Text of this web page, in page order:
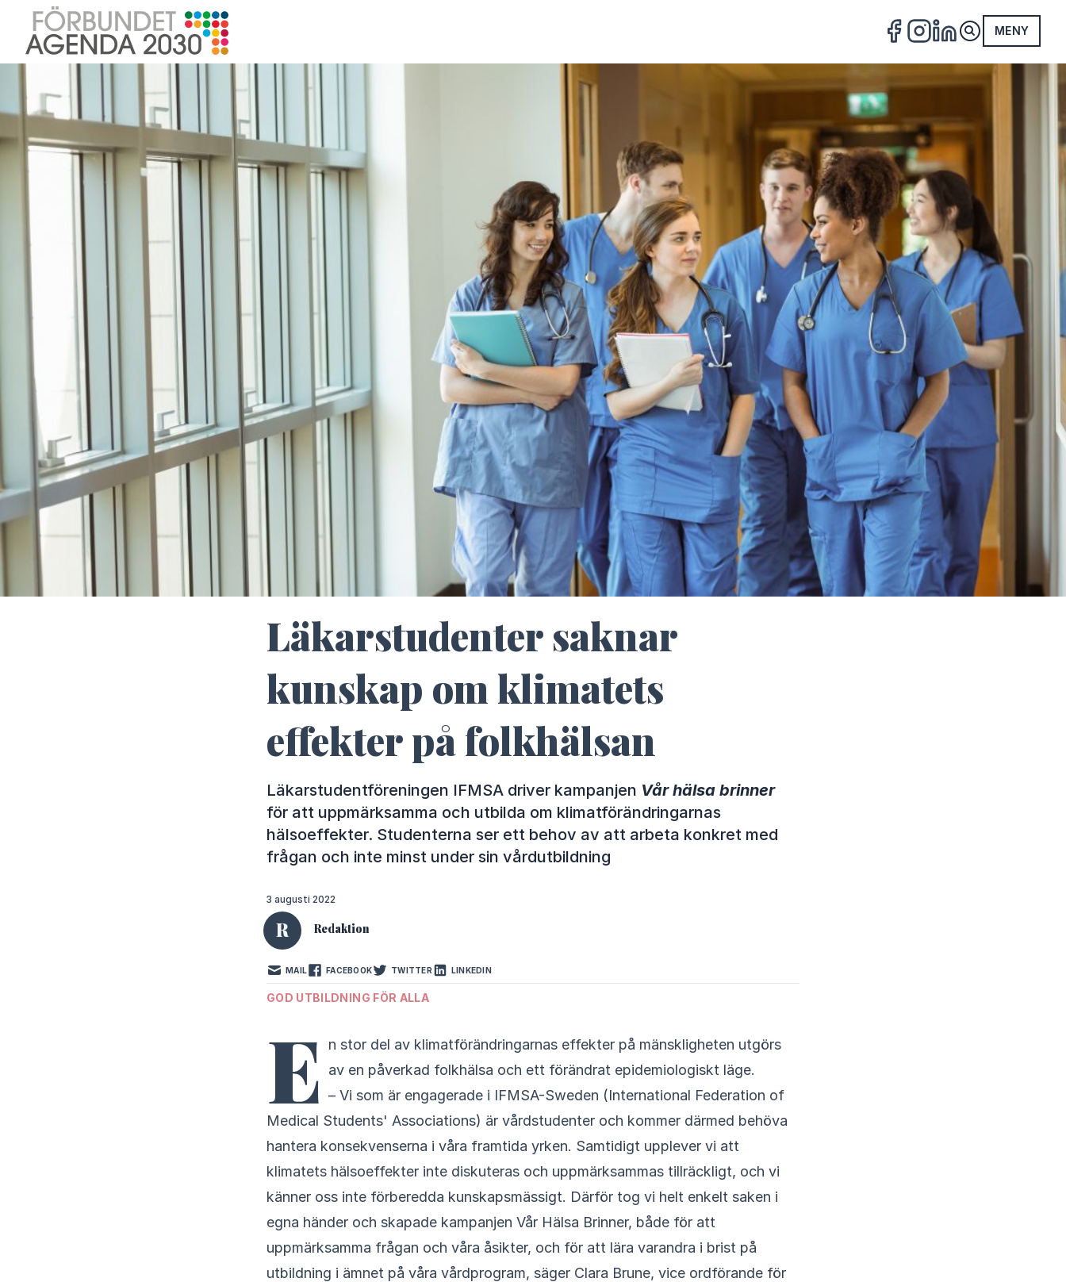
FACEBOOK
INSTAGRAM
LINKEDIN MENY
Läkarstudenter saknar
kunskap om klimatets
effekter på folkhälsan
Läkarstudentföreningen IFMSA driver kampanjen Vår hälsa brinner
för att uppmärksamma och utbilda om klimatförändringarnas
hälsoeffekter. Studenterna ser ett behov av att arbeta konkret med
frågan och inte minst under sin vårdutbildning
3 augusti 2022
R Redaktion
MAIL FACEBOOK TWITTER LINKEDIN
GOD UTBILDNING FÖR ALLA
E
n stor del av klimatförändringarnas effekter på mänskligheten utgörs
av en påverkad folkhälsa och ett förändrat epidemiologiskt läge.
– Vi som är engagerade i IFMSA-Sweden (International Federation of
Medical Students' Associations) är vårdstudenter och kommer därmed behöva
hantera konsekvenserna i våra framtida yrken. Samtidigt upplever vi att
klimatets hälsoeffekter inte diskuteras och uppmärksammas tillräckligt, och vi
känner oss inte förberedda kunskapsmässigt. Därför tog vi helt enkelt saken i
egna händer och skapade kampanjen Vår Hälsa Brinner, både för att
uppmärksamma frågan och våra åsikter, och för att lära varandra i brist på
utbildning i ämnet på våra vårdprogram, säger Clara Brune, vice ordförande för